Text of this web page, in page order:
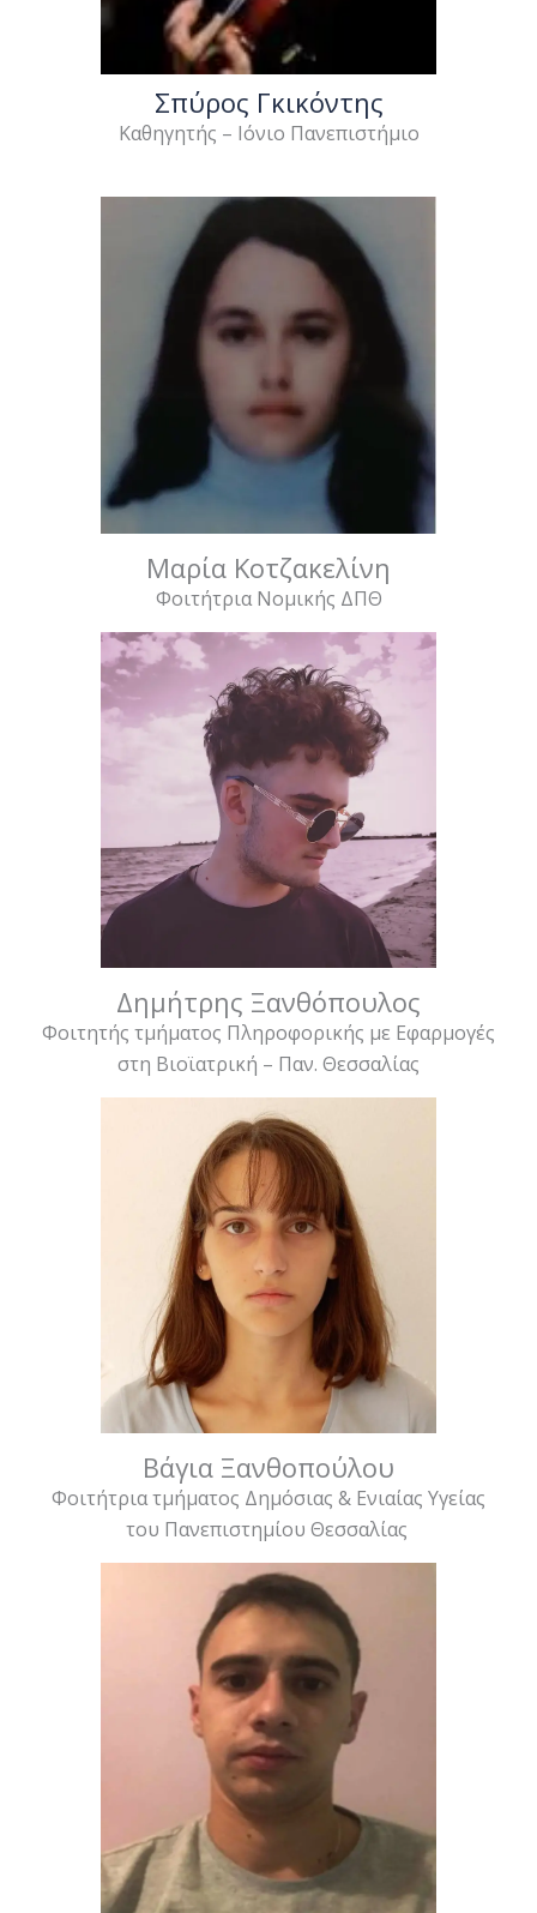
Σπύρος Γκικόντης
Καθηγητής – Ιόνιο Πανεπιστήμιο
Μαρία Κοτζακελίνη
Φοιτήτρια Νομικής ΔΠΘ
Δημήτρης Ξανθόπουλος
Φοιτητής τμήματος Πληροφορικής με Εφαρμογές
στη Βιοϊατρική – Παν. Θεσσαλίας
Βάγια Ξανθοπούλου
Φοιτήτρια τμήματος Δημόσιας & Ενιαίας Υγείας
του Πανεπιστημίου Θεσσαλίας